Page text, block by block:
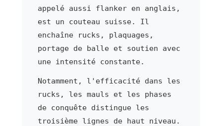
appelé aussi flanker en anglais,
est un couteau suisse. Il
enchaîne rucks, plaquages,
portage de balle et soutien avec
une intensité constante.
Notamment, l'efficacité dans les
rucks, les mauls et les phases
de conquête distingue les
troisième lignes de haut niveau.